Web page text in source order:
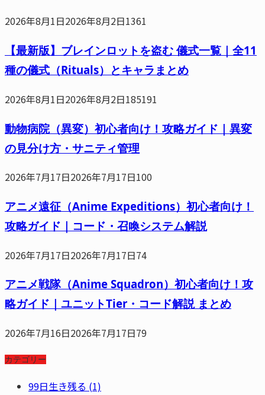
2026年8月1日2026年8月2日1361
【最新版】ブレインロットを盗む 儀式一覧｜全11
種の儀式（Rituals）とキャラまとめ
2026年8月1日2026年8月2日185191
動物病院（異変）初心者向け！攻略ガイド｜異変
の見分け方・サニティ管理
2026年7月17日2026年7月17日100
アニメ遠征（Anime Expeditions）初心者向け！
攻略ガイド｜コード・召喚システム解説
2026年7月17日2026年7月17日74
アニメ戦隊（Anime Squadron）初心者向け！攻
略ガイド｜ユニットTier・コード解説 まとめ
2026年7月16日2026年7月17日79
カテゴリー
99日生き残る (1)